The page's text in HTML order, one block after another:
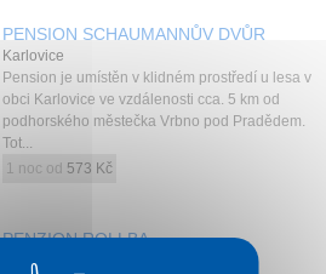
PENSION SCHAUMANNŮV DVŮR
Karlovice
Pension je umístěn v klidném prostředí u lesa v
obci Karlovice ve vzdálenosti cca. 5 km od
podhorského městečka Vrbno pod Pradědem.
Tot...
1 noc od 573 Kč
PENZION ROLLBA
Loučná nad Desnou